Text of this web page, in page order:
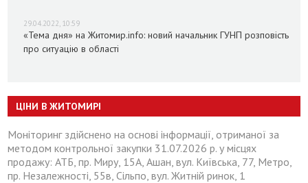
29.04.2022, 10:59
«Тема дня» на Житомир.info: новий начальник ГУНП розповість
про ситуацію в області
ЦІНИ В ЖИТОМИРІ
Моніторинг здійснено на основі інформації, отриманої за
методом контрольної закупки 31.07.2026 р. у місцях
продажу: АТБ, пр. Миру, 15А, Ашан, вул. Київська, 77, Метро,
пр. Незалежності, 55в, Сільпо, вул. Житній ринок, 1